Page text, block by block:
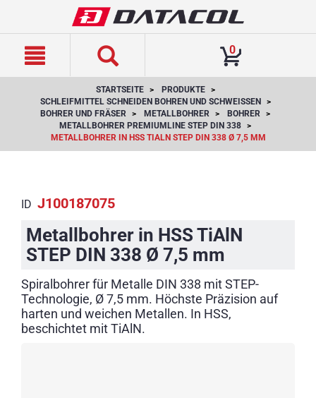
0
STARTSEITE
PRODUKTE
SCHLEIFMITTEL SCHNEIDEN BOHREN UND SCHWEISSEN
BOHRER UND FRÄSER
METALLBOHRER
BOHRER
METALLBOHRER PREMIUMLINE STEP DIN 338
METALLBOHRER IN HSS TIALN STEP DIN 338 Ø 7,5 MM
ID J100187075
Metallbohrer in HSS TiAlN
STEP DIN 338 Ø 7,5 mm
Spiralbohrer für Metalle DIN 338 mit STEP-
Technologie, Ø 7,5 mm. Höchste Präzision auf
harten und weichen Metallen. In HSS,
beschichtet mit TiAlN.